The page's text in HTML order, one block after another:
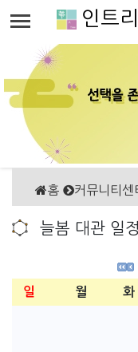
인트리
홈 커뮤니티센
늘봄 대관 일
일 월 화